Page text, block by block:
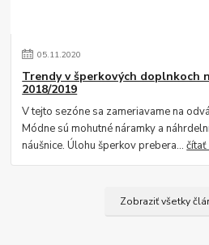
05.11.2020
Trendy v šperkových doplnkoch
2018/2019
V tejto sezóne sa zameriavame na
Módne sú mohutné náramky a
náušnice. Úlohu šperkov prebera...čítať
Zobraziť všetky